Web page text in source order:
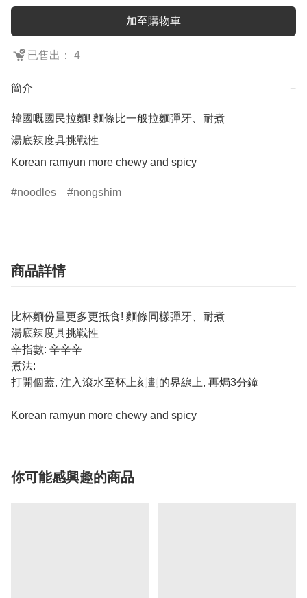
加至購物車
已售出： 4
簡介 −
韓國嘅國民拉麵! 麵條比一般拉麵彈牙、耐煮
湯底辣度具挑戰性
Korean ramyun more chewy and spicy
noodles nongshim
商品詳情
比杯麵份量更多更抵食! 麵條同樣彈牙、耐煮
湯底辣度具挑戰性
辛指數: 辛辛辛
煮法:
打開個蓋, 注入滾水至杯上刻劃的界線上, 再焗3分鐘
Korean ramyun more chewy and spicy
你可能感興趣的商品